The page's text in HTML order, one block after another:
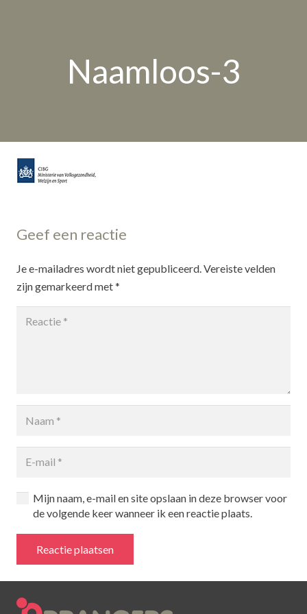
Naamloos-3
Geef een reactie
Je e-mailadres wordt niet gepubliceerd.Vereiste velden
zijn gemarkeerd met*
Mijn naam, e-mail en site opslaan in deze browser voor
de volgende keer wanneer ik een reactie plaats.
Reactie plaatsen